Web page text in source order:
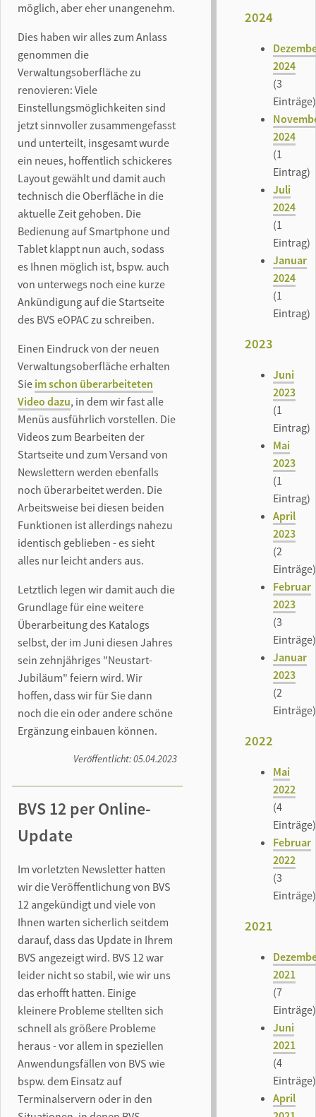
möglich, aber eher unangenehm.
Dies haben wir alles zum Anlass
genommen die
Verwaltungsoberfläche zu
renovieren: Viele
Einstellungsmöglichkeiten sind
jetzt sinnvoller zusammengefasst
und unterteilt, insgesamt wurde
ein neues, hoffentlich schickeres
Layout gewählt und damit auch
technisch die Oberfläche in die
aktuelle Zeit gehoben. Die
Bedienung auf Smartphone und
Tablet klappt nun auch, sodass
es Ihnen möglich ist, bspw. auch
von unterwegs noch eine kurze
Ankündigung auf die Startseite
des BVS eOPAC zu schreiben.
Einen Eindruck von der neuen
Verwaltungsoberfläche erhalten
Sie im schon überarbeiteten
Video dazu, in dem wir fast alle
Menüs ausführlich vorstellen. Die
Videos zum Bearbeiten der
Startseite und zum Versand von
Newslettern werden ebenfalls
noch überarbeitet werden. Die
Arbeitsweise bei diesen beiden
Funktionen ist allerdings nahezu
identisch geblieben - es sieht
alles nur leicht anders aus.
Letztlich legen wir damit auch die
Grundlage für eine weitere
Überarbeitung des Katalogs
selbst, der im Juni diesen Jahres
sein zehnjähriges "Neustart-
Jubiläum" feiern wird. Wir
hoffen, dass wir für Sie dann
noch die ein oder andere schöne
Ergänzung einbauen können.
Veröffentlicht: 05.04.2023
BVS 12 per Online-
Update
Im vorletzten Newsletter hatten
wir die Veröffentlichung von BVS
12 angekündigt und viele von
Ihnen warten sicherlich seitdem
darauf, dass das Update in Ihrem
BVS angezeigt wird. BVS 12 war
leider nicht so stabil, wie wir uns
das erhofft hatten. Einige
kleinere Probleme stellten sich
schnell als größere Probleme
heraus - vor allem in speziellen
Anwendungsfällen von BVS wie
bspw. dem Einsatz auf
Terminalservern oder in den
2024
2024
(3
Einträge)
2024
(1
Eintrag)
Juli
2024
(1
Eintrag)
Januar
2024
(1
Eintrag)
2023
Juni
2023
(1
Eintrag)
Mai
2023
(1
Eintrag)
April
2023
(2
Einträge)
Februar
2023
(3
Einträge)
Januar
2023
(2
Einträge)
2022
Mai
2022
(4
Einträge)
Februar
2022
(3
Einträge)
2021
2021
(7
Einträge)
Juni
2021
(4
Einträge)
April